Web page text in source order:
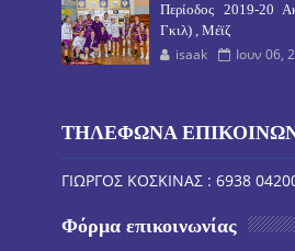
Περίοδος 2019-20
Γκιλ) , Μέϊζ
isaak Ιουν 06,
ΤΗΛΕΦΩΝΑ
ΓΙΩΡΓΟΣ ΚΟΣΚΙΝΑΣ : 6938
Φόρμα επικοινωνίας